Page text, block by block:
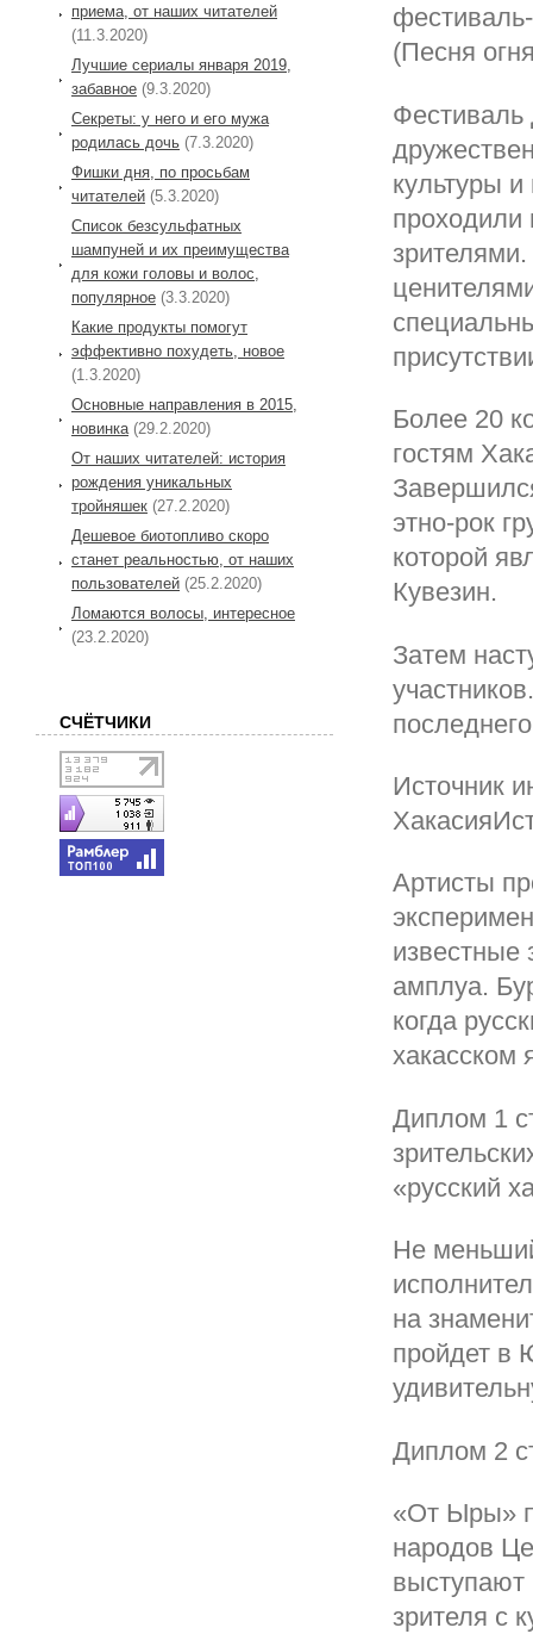
(Песня
Фестиваль
культуры
Более 20
гостям
этно-рок
которой
Кувезин.
Затем
Источник
Артисты
известные
амплуа.
когда
хакасском
Диплом 1
«русский
Не
на
пройдет в
Диплом 2
«От Ыры»
народов
выступают
зрителя с
приема, от наших читателей
(11.3.2020)
Лучшие сериалы января 2019,
забавное (9.3.2020)
Секреты: у него и его мужа
родилась дочь (7.3.2020)
Фишки дня, по просьбам
читателей (5.3.2020)
Список безсульфатных
шампуней и их преимущества
для кожи головы и волос,
популярное (3.3.2020)
Какие продукты помогут
эффективно похудеть, новое
(1.3.2020)
Основные направления в 2015,
новинка (29.2.2020)
От наших читателей: история
рождения уникальных
тройняшек (27.2.2020)
Дешевое биотопливо скоро
станет реальностью, от наших
пользователей (25.2.2020)
Ломаются волосы, интересное
(23.2.2020)
СЧЁТЧИКИ